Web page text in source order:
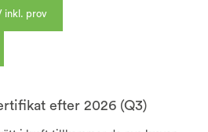
inkl. prov
efter 2026 (Q3)